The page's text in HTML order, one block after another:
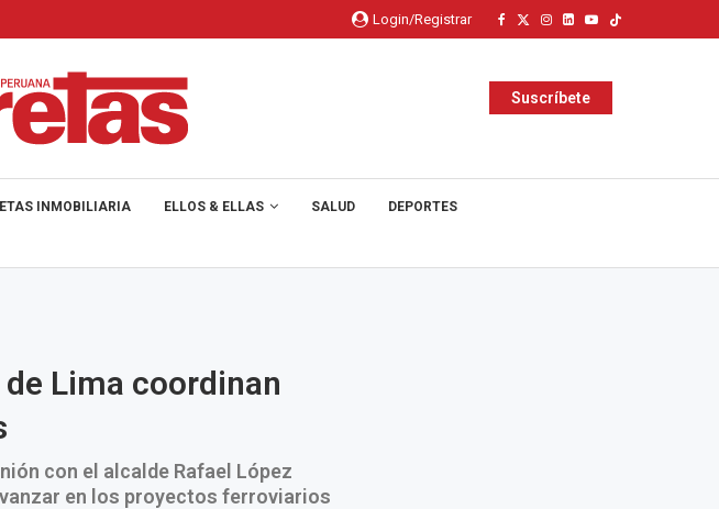
Login/Registrar
Suscríbete
INMOBILIARIA ELLOS & ELLAS SALUD DEPORTES
Lima coordinan
con el alcalde Rafael López
en los proyectos ferroviarios